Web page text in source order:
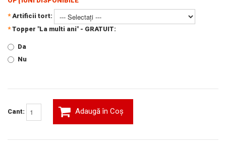
* Artificii tort:
* Topper "La multi ani" - GRATUIT:
Da
Nu
Cant: Adaugă în Coş